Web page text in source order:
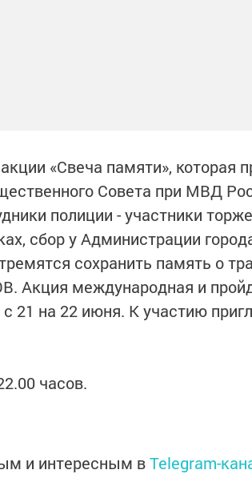
«Свеча памяти», которая
Совета при МВД
полиции - участники
сбор у Администрации
сохранить память о
Акция международная и
с 21 на 22 июня. К участию
часов.
и интересным вTelegram-